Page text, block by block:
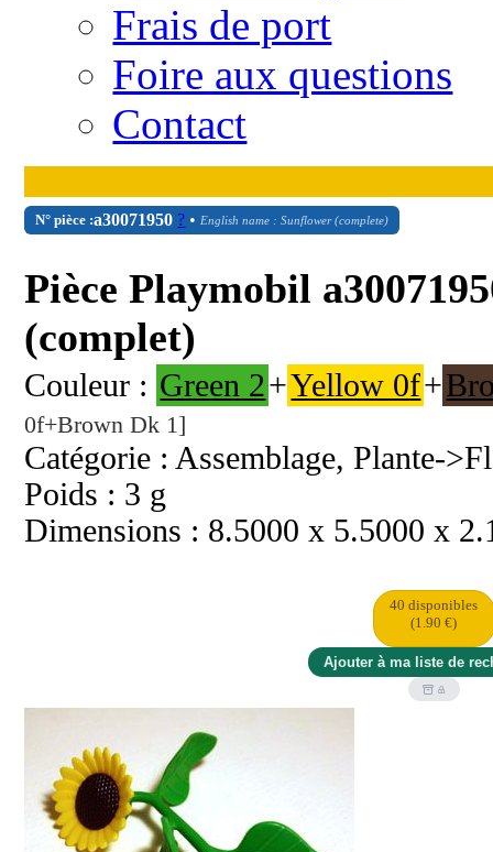
Frais de port
Foire aux questions
Contact
N° pièce :a30071950 ? •English name : Sunflower (complete)
Pièce Playmobil
(complet)
Couleur : Green 2+Yellow 0f+
0f+Brown Dk 1]
Catégorie : Assemblage, Plante-
Poids : 3 g
Dimensions : 8.5000 x 5.5000 x
40 disponibles
(1.90 €)